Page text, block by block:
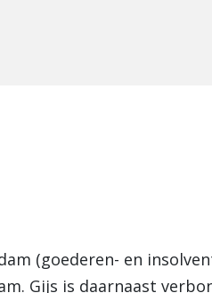
(goederen- en
Gijs is daarnaast